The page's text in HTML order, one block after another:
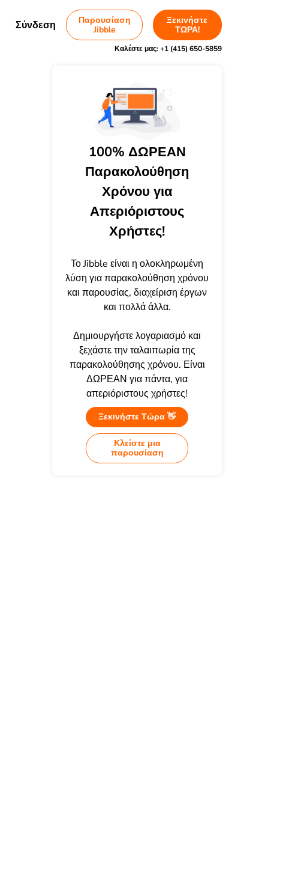
Σύνδεση
Παρουσίαση
Jibble
Ξεκινήστε
ΤΩΡΑ!
Καλέστε μας:+1 (415) 650-5859
100% ΔΩΡΕΑΝ
Παρακολούθηση
Χρόνου για
Απεριόριστους
Χρήστες!
Το Jibble είναι η ολοκληρωμένη
λύση για παρακολούθηση χρόνου
και παρουσίας, διαχείριση έργων
και πολλά άλλα.
Δημιουργήστε λογαριασμό και
ξεχάστε την ταλαιπωρία της
παρακολούθησης χρόνου. Είναι
ΔΩΡΕΑΝ για πάντα, για
απεριόριστους χρήστες!
Ξεκινήστε Τώρα 👋
Κλείστε μια
παρουσίαση